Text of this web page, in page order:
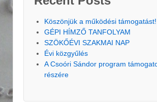
Köszönjük a működési támogatást!
GÉPI HÍMZŐ TANFOLYAM
SZÖKŐÉVI SZAKMAI NAP
Évi közgyűlés
A Csoóri Sándor program
részére